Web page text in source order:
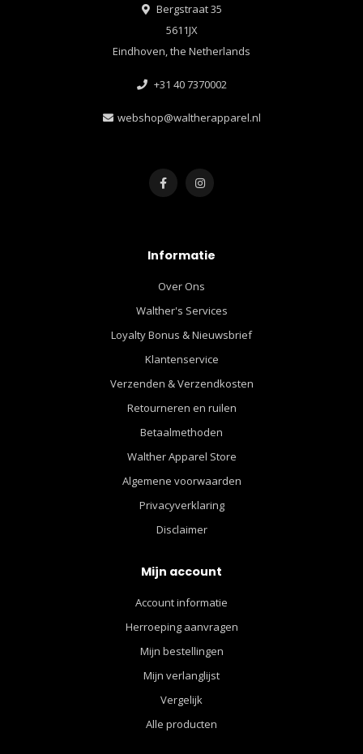
Bergstraat 35
5611JX
Eindhoven, the Netherlands
+31 40 7370002
webshop@waltherapparel.nl
Informatie
Over Ons
Walther's Services
Loyalty Bonus & Nieuwsbrief
Klantenservice
Verzenden & Verzendkosten
Retourneren en ruilen
Betaalmethoden
Walther Apparel Store
Algemene voorwaarden
Privacyverklaring
Disclaimer
Mijn account
Account informatie
Herroeping aanvragen
Mijn bestellingen
Mijn verlanglijst
Vergelijk
Alle producten